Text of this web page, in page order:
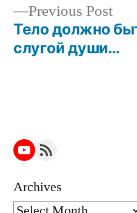
Previous Post
Тело должно
слугой души…
YouTube RSS Feed
Archives